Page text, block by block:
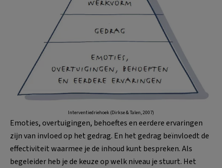
Interventiedriehoek (Dirkse & Talen, 2007)
Emoties, overtuigingen, behoeftes en eerdere ervaringen
zijn van invloed op het gedrag. En het gedrag beïnvloedt de
effectiviteit waarmee je de inhoud kunt bespreken. Als
begeleider heb je de keuze op welk niveau je stuurt. Het